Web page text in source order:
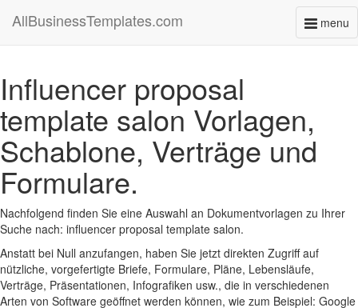
menu
AllBusinessTemplates.com
Influencer proposal
template salon Vorlagen,
Schablone, Verträge und
Formulare.
Nachfolgend finden Sie eine Auswahl an Dokumentvorlagen zu Ihrer
Suche nach: influencer proposal template salon.
Anstatt bei Null anzufangen, haben Sie jetzt direkten Zugriff auf
nützliche, vorgefertigte Briefe, Formulare, Pläne, Lebensläufe,
Verträge, Präsentationen, Infografiken usw., die in verschiedenen
Arten von Software geöffnet werden können, wie zum Beispiel: Google